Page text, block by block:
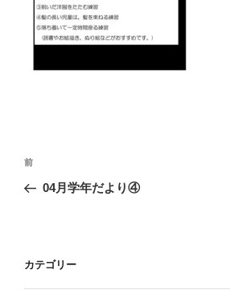
投
ナ
ー
前
の
前
04月学年だより④
カテゴリー